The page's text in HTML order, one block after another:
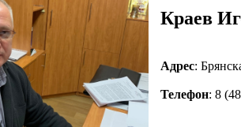
Краев
Адрес:
Телефон: 8